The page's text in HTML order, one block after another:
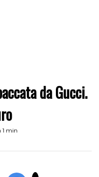
da Gucci.
1 min